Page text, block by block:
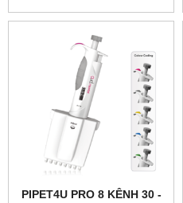
PIPET4U PRO 8 KÊNH 30 -